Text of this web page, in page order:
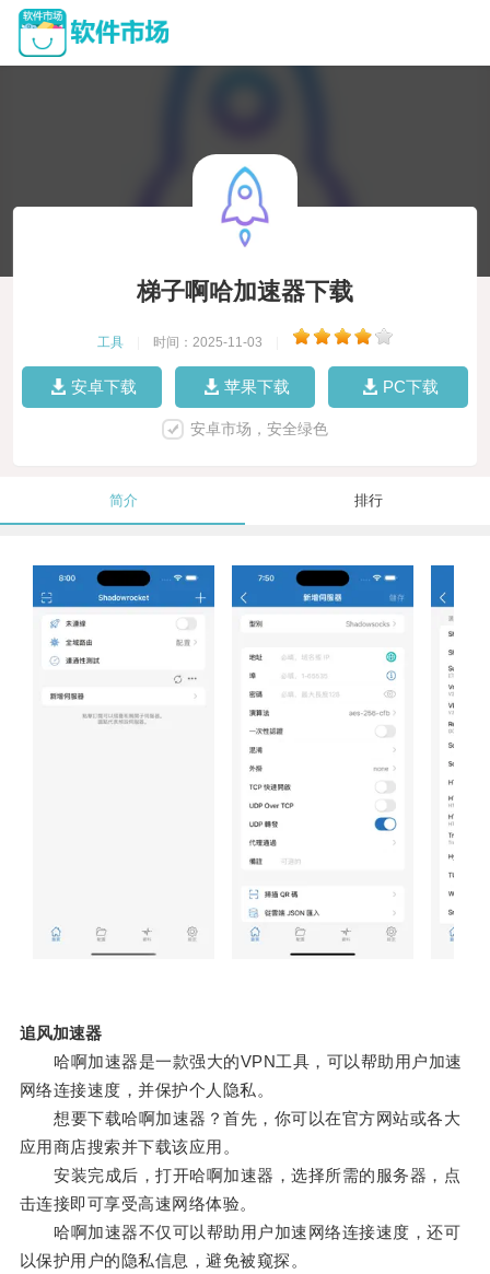
梯子啊哈加速器下载
工具 时间：2025-11-03
安卓下载 苹果下载 PC下载
安卓市场，安全绿色
简介 排行
追风加速器
哈啊加速器是一款强大的VPN工具，可以帮助用户加速
网络连接速度，并保护个人隐私。
想要下载哈啊加速器？首先，你可以在官方网站或各大
应用商店搜索并下载该应用。
安装完成后，打开哈啊加速器，选择所需的服务器，点
击连接即可享受高速网络体验。
哈啊加速器不仅可以帮助用户加速网络连接速度，还可
以保护用户的隐私信息，避免被窥探。